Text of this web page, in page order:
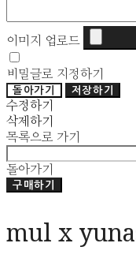
이미지 업로드
비밀글로 지정하기
돌아가기 저장하기
수정하기
삭제하기
목록으로 가기
돌아가기
구매하기
mul x